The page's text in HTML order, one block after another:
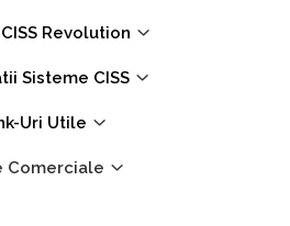
Revolution
Sisteme CISS
Uri Utile
Comerciale